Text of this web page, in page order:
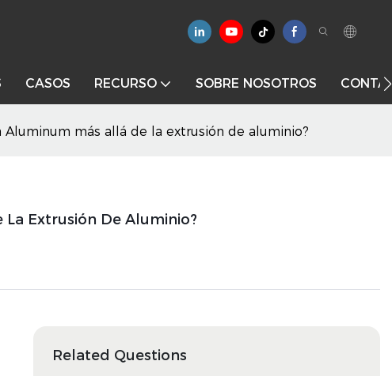
CASOS RECURSO SOBRE NOSOTROS
más allá de la extrusión de aluminio?
Extrusión De Aluminio?
Related Questions